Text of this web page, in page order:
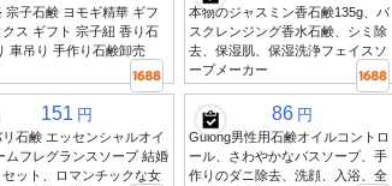
宗子石鹸 ヨモギ精華 ギフ
クス ギフト 宗子紐 香り石
車吊り 手作り石鹸卸売
本物のジャスミン香石鹸135g、バ
スクレンジング香水石鹸、シミ除
去、保湿肌、保湿洗浄フェイスソ
ープメーカー
151 円
石鹸 エッセンシャルオイ
ムフレグランスソープ 結婚
セット、ロマンチックな女
86 円
Gulong男性用石鹸オイルコントロ
ール、さわやかなバスソープ、手
作りのダニ除去、洗顔、入浴、全